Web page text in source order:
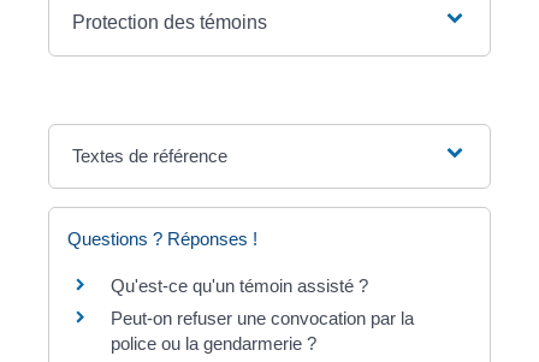
Protection des témoins
Textes de référence
Questions ? Réponses !
Qu'est-ce qu'un témoin assisté ?
Peut-on refuser une convocation par la
police ou la gendarmerie ?